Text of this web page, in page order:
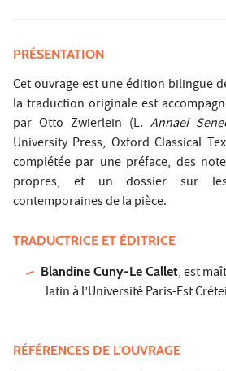
PRÉSENTATION
Cet ouvrage est une édition bilingue
la traduction originale est
par Otto Zwierlein (L. Annaei
University Press, Oxford Classical
complétée par une préface, des
propres, et un dossier sur
contemporaines de la pièce.
TRADUCTRICE ET ÉDITRICE
Blandine Cuny-Le Callet, est
latin à l’Université Paris-Est
RÉFÉRENCES DE L'OUVRAGE